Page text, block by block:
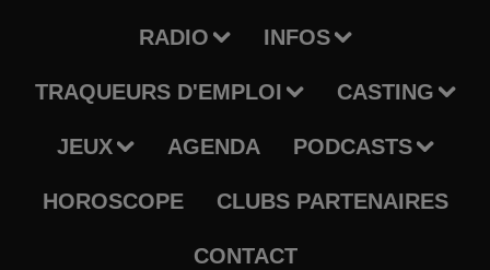
RADIO INFOS
TRAQUEURS D'EMPLOI CASTING
JEUX AGENDA PODCASTS
HOROSCOPE CLUBS PARTENAIRES
CONTACT